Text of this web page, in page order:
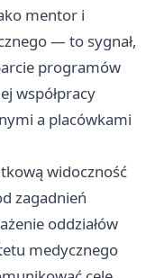
mentor i
— to sygnał,
programów
współpracy
a placówkami
widoczność
zagadnień
oddziałów
medycznego